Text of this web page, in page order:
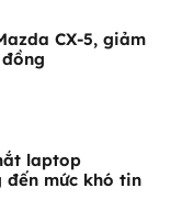
CX-5, giảm
laptop
đến mức khó tin